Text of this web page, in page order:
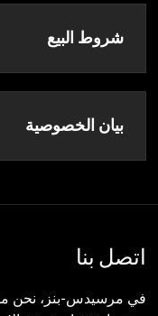
شروط البيع
بيان الخصوصية
اتصل بنا
في مرسيدس-بنز، نحن